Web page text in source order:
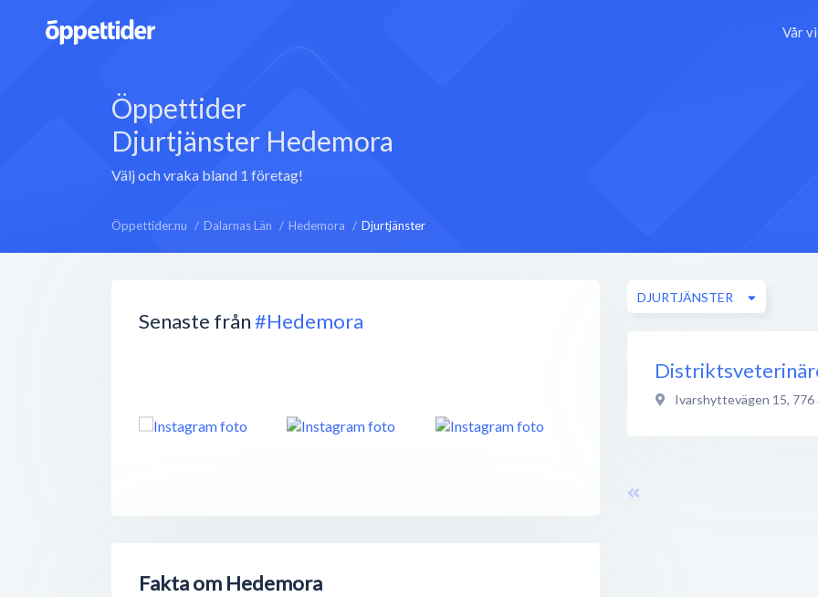
Vår
Öppettider
Djurtjänster Hedemora
Välj och vraka bland 1 företag!
Öppettider.nu Dalarnas Län Hedemora Djurtjänster
Senaste från#Hedemora
Fakta om Hedemora
DJURTJÄNSTER
Ivarshyttevägen 15, 776